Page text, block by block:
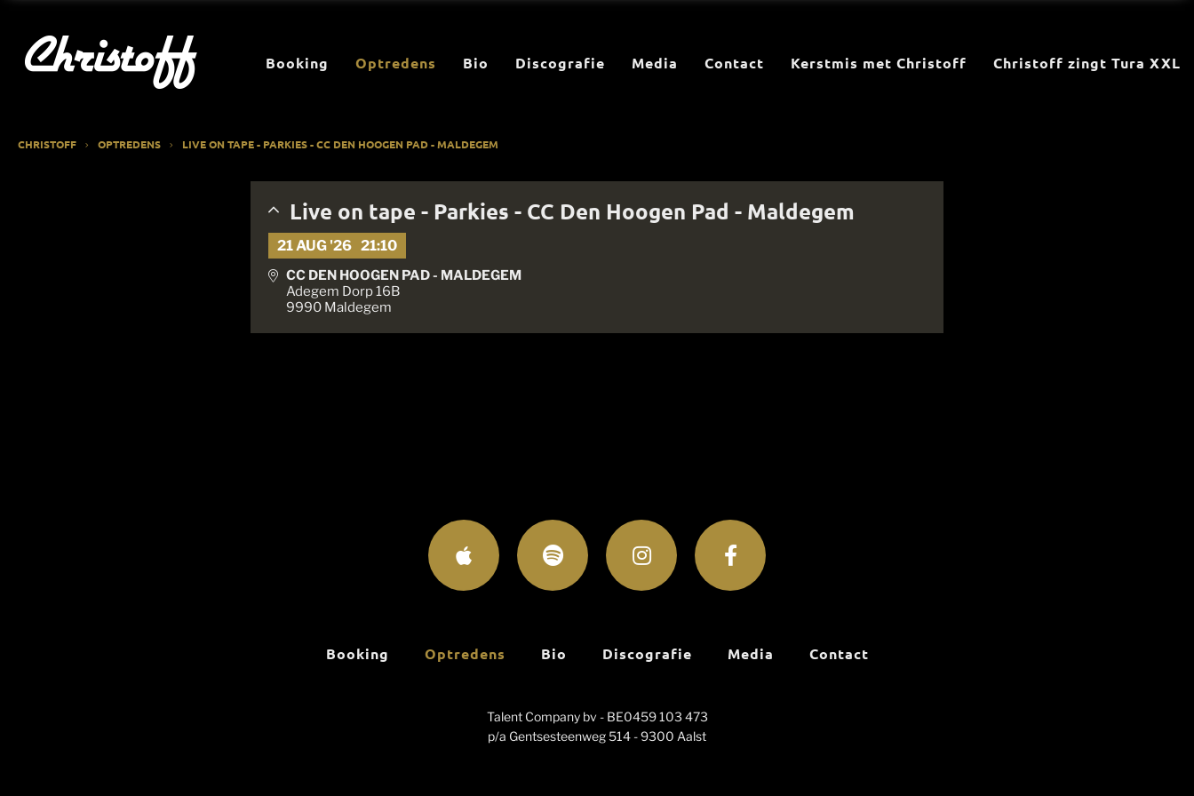
Booking Optredens Bio Discografie Media Contact Kerstmis met Christoff Christoff zingt Tura XXL
CHRISTOFF OPTREDENS LIVE ON TAPE - PARKIES - CC DEN HOOGEN PAD - MALDEGEM
Live on tape - Parkies - CC Den Hoogen Pad - Maldegem
21 AUG '26 21:10
CC DEN HOOGEN PAD - MALDEGEM
Adegem Dorp 16B
9990 Maldegem
Booking Optredens Bio Discografie Media Contact
Talent Company bv - BE0459 103 473
p/a Gentsesteenweg 514 - 9300 Aalst